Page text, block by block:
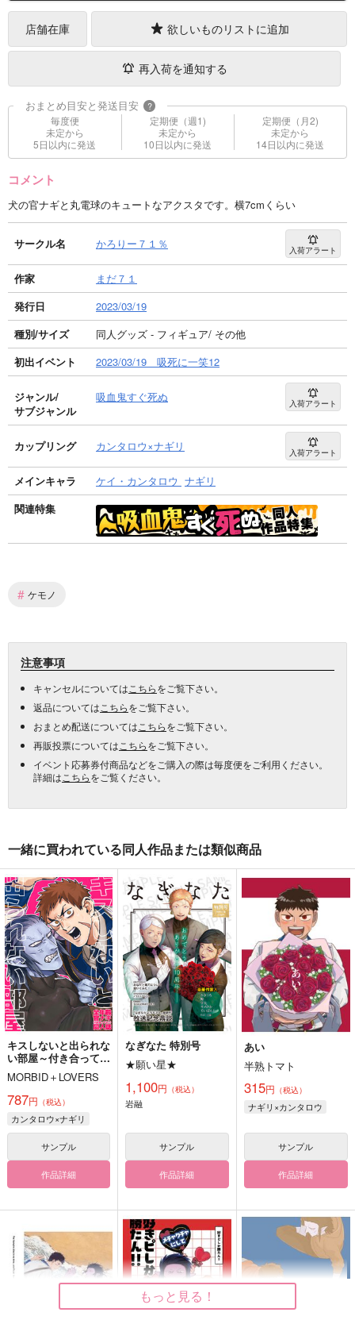
店舗在庫 欲しいものリストに追加
再入荷を通知する
おまとめ目安と発送目安 ?
毎度便
未定から
5日以内に発送
定期便（週1)
未定から
10日以内に発送
定期便（月2)
未定から
14日以内に発送
コメント
犬の官ナギと丸電球のキュートなアクスタです。横7cmくらい
サークル名 かろりー７１％ 入荷アラート
作家
まだ７１
発行日
2023/03/19
種別/サイズ
同人グッズ - フィギュア/ その他
初出イベント
2023/03/19 吸死に一笑12
ジャンル/
サブジャンル
吸血鬼すぐ死ぬ 入荷アラート
カップリング カンタロウ×ナギリ 入荷アラート
メインキャラ ケイ・カンタロウ ナギリ
関連特集
# ケモノ
注意事項
キャンセルについては こちらをご覧下さい。
返品については こちらをご覧下さい。
おまとめ配送については こちらをご覧下さい。
再販投票については こちらをご覧下さい。
イベント応募券付商品などをご購入の際は毎度便をご利用ください。
詳細は こちらをご覧ください。
一緒に買われている同人作品または類似商品
キスしないと出られな
い部屋～付き合ってな
い官ナギを詰めて～
MORBID＋LOVERS
787円 （税込）
カンタロウ×ナギリ
サンプル
作品詳細
なぎなた 特別号
★願い星★
1,100円 （税込）
岩融
サンプル
作品詳細
あい
半熟トマト
315円 （税込）
ナギリ×カンタロウ
サンプル
作品詳細
もっと見る！